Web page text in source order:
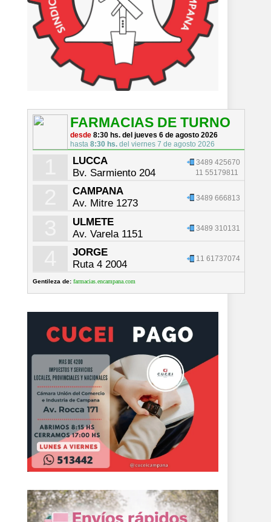
FARMACIAS DE TURNO
desde 8:30 hs. del jueves 6 de agosto 2026
hasta 8:30 hs.del viernes 7 de agosto 2026
LUCCA
Bv. Sarmiento 204
3489 425670
11 55179811
CAMPANA
Av. Mitre 1273
3489 666813
ULMETE
Av. Varela 1151
3489 310131
JORGE
Ruta 4 2004
11 61737074
Gentileza de: farmacias.encampana.com